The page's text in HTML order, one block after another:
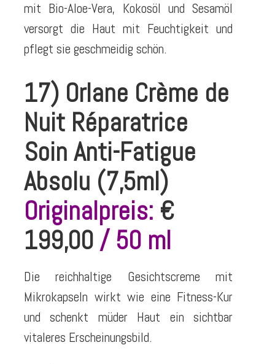
mit Bio-Aloe-Vera, Kokosöl und Sesamöl
versorgt die Haut mit Feuchtigkeit und
pflegt sie geschmeidig schön.
17) Orlane Crème de
Nuit Réparatrice
Soin Anti-Fatigue
Absolu (7,5ml)
Originalpreis: €
199,00 / 50 ml
Die reichhaltige Gesichtscreme mit
Mikrokapseln wirkt wie eine Fitness-Kur
und schenkt müder Haut ein sichtbar
vitaleres Erscheinungsbild.